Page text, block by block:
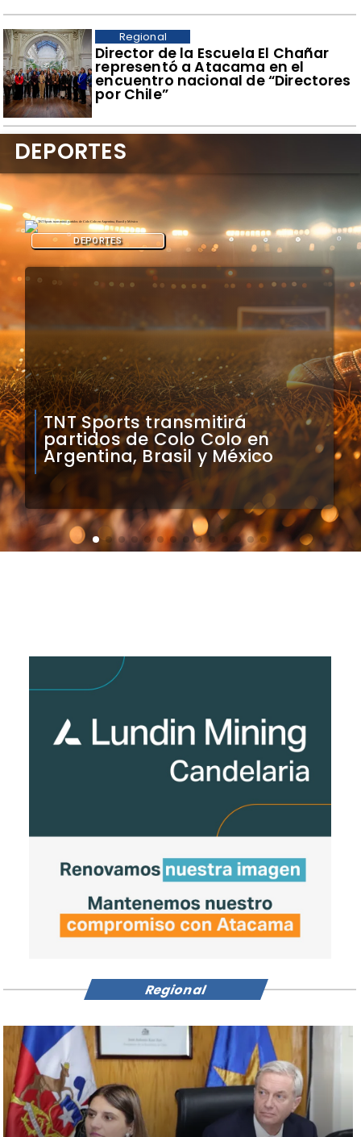
​Director de la Escuela El Chañar
representó a Atacama en el
encuentro nacional de “Directores
por Chile”
Regional
Mauricio Pinilla compara a
Colo Colo con Real Madrid de
Sudamérica
DEPORTES
DEPORTES
Regional